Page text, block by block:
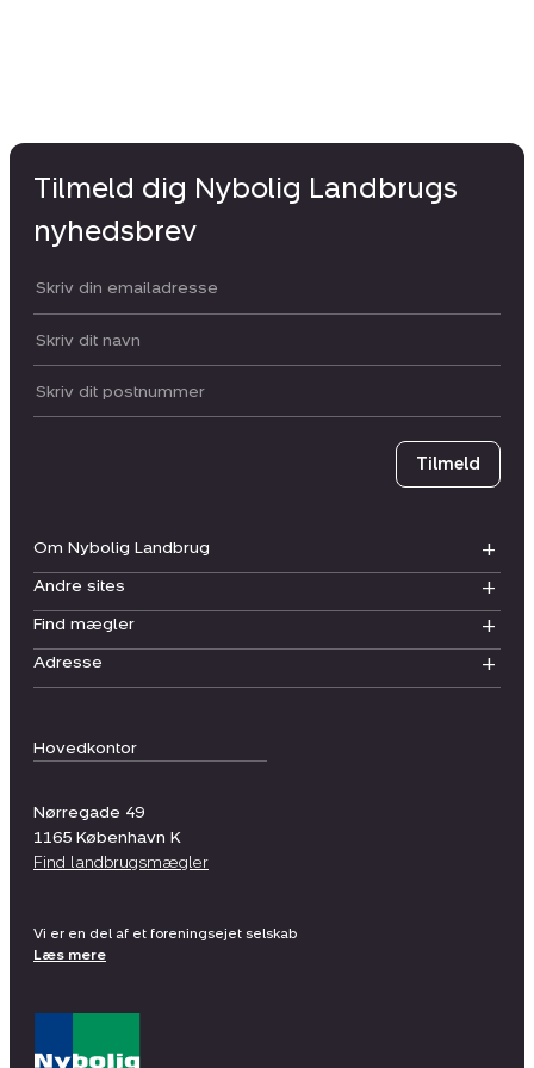
Hovedkontor
Nørregade 49
1165 København K
Find landbrugsmægler
Om Nybolig Landbrug
Andre sites
Find mægler
Adresse
Tilmeld dig Nybolig Landbrugs
nyhedsbrev
Din email:
Dit navn:
Postnummer
Tilmeld
Vi er en del af et foreningsejet selskab
Læs mere